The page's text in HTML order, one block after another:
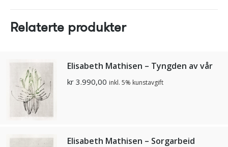
Relaterte produkter
Elisabeth Mathisen – Tyngden av vår
kr 3.990,00 inkl. 5% kunstavgift
Elisabeth Mathisen – Sorgarbeid